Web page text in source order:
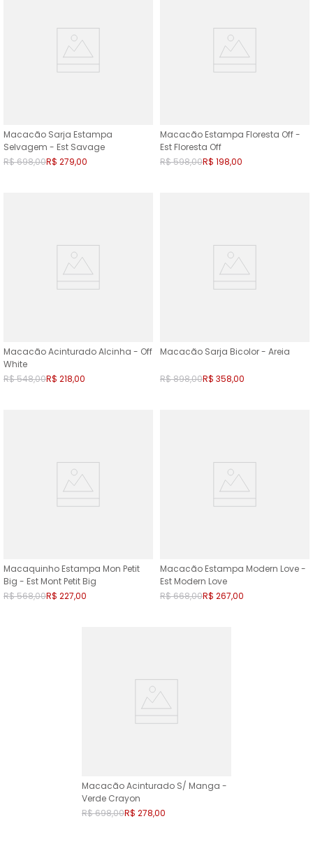
Macacão Sarja Estampa
Selvagem - Est Savage
R$698,00R$ 279,00
Macacão Estampa Floresta Off -
Est Floresta Off
R$598,00R$ 198,00
Macacão Acinturado Alcinha - Off
White
R$548,00R$ 218,00
Macacão Sarja Bicolor - Areia
R$898,00R$ 358,00
Macaquinho Estampa Mon Petit
Big - Est Mont Petit Big
R$568,00R$ 227,00
Macacão Estampa Modern Love -
Est Modern Love
R$668,00R$ 267,00
Macacão Acinturado S/ Manga -
Verde Crayon
R$698,00R$ 278,00